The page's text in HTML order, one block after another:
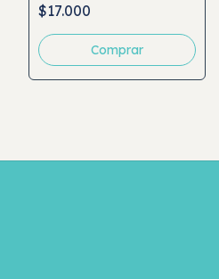
$17.000